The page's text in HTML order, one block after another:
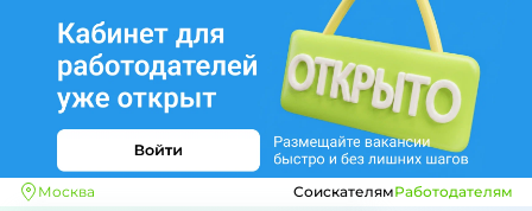
Москва СоискателямРаботодателям